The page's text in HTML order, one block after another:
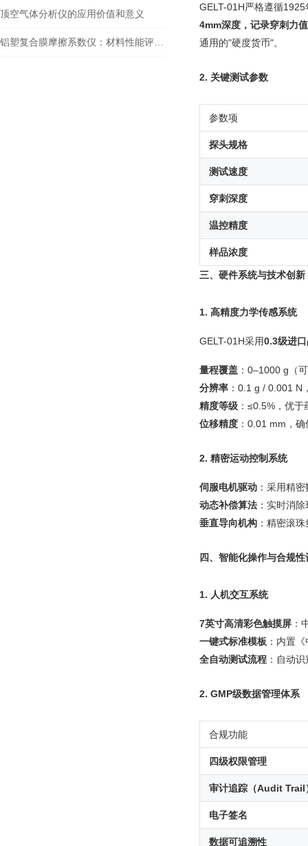
顶空气体分析仪的应用价值和意义
GELT-01H严格遵循
4mm深度，记录穿刺力
通用的"硬度货币"。
2. 关键测试参数
参数项
探头规格
测试速度
穿刺深度
温控精度
样品浓度
三、硬件系统与技术创新
1. 高精度力学传感系统
GELT-01H采用0.3级进
量程覆盖 ：0–1000 g（
分辨率 ：0.1 g / 0.001
精度等级 ：≤0.5%，优
位移精度 ：0.01 mm，
2. 精密运动控制系统
伺服电机驱动 ：采用精
动态补偿算法 ：实时消
垂直导向机构 ：精密滚
四、智能化操作与合规性
1. 人机交互系统
7英寸高清彩色触摸屏 ：
一键式标准模板 ：内置
全自动测试流程 ：自动
2. GMP级数据管理体系
合规功能
四级权限管理
审计追踪（Audit Trail
电子签名
数据可追溯性